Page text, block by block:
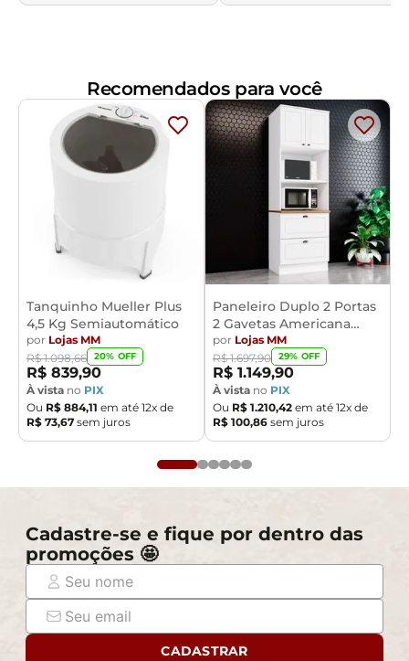
Recomendados para você
Tanquinho Mueller Plus
4,5 Kg Semiautomático
por Lojas MM
R$ 1.098,66 20% OFF
R$ 839,90
À vista no PIX
Ou R$ 884,11 em até 12x de
R$ 73,67 sem juros
Paneleiro Duplo 2 Portas
2 Gavetas Americana
Henn
por Lojas MM
R$ 1.697,90 29% OFF
R$ 1.149,90
À vista no PIX
Ou R$ 1.210,42 em até 12x de
R$ 100,86 sem juros
Cadastre-se e fique por dentro das
promoções 🤩
CADASTRAR